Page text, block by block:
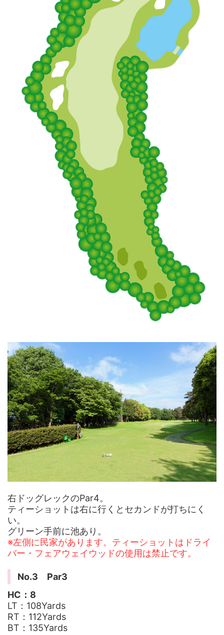
右ドッグレックのPar4。
ティーショットは右に行くとセカンドが打ちにく
い。
グリーン手前に池あり。
※左側に民家があります。ティーショットはドライ
バー・フェアウェイウッドの使用は禁止です。
No.3 Par3
HC：8
LT：108Yards
RT：112Yards
BT：135Yards